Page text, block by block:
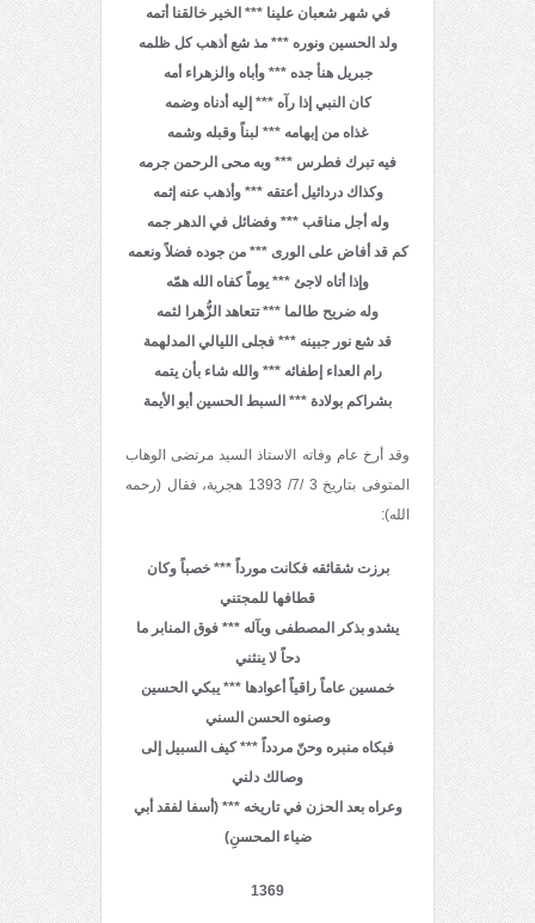
في شهر شعبان علينا *** الخير خالقنا أتمه
ولد الحسين ونوره *** مذ شع أذهب كل ظلمه
جبريل هنأ جده *** وأباه والزهراء أمه
كان النبي إذا رآه *** إليه أدناه وضمه
غذاه من إبهامه *** لبناً وقبله وشمه
فيه تبرك فطرس *** وبه محى الرحمن جرمه
وكذاك دردائيل أعتقه *** وأذهب عنه إثمه
وله أجل مناقب *** وفضائل في الدهر جمه
كم قد أفاض على الورى *** من جوده فضلاً ونعمه
وإذا أتاه لاجئ *** يوماً كفاه الله همّه
وله ضريح طالما *** تتعاهد الزُّهرا لثمه
قد شع نور جبينه *** فجلى الليالي المدلهمة
رام العداء إطفائه *** والله شاء بأن يتمه
بشراكم بولادة *** السبط الحسين أبو الأيمة
وقد أرخ عام وفاته الاستاذ السيد مرتضى الوهاب
المتوفى بتاريخ 3 /7/ 1393 هجرية، فقال (رحمه
الله):
برزت شقائقه فكانت مورداً *** خصباً وكان
قطافها للمجتني
يشدو بذكر المصطفى وبآله *** فوق المنابر ما
دحاً لا ينثني
خمسين عاماً راقياً أعوادها *** يبكي الحسين
وصنوه الحسن السني
فبكاه منبره وحنّ مردداً *** كيف السبيل إلى
وصالك دلني
وعراه بعد الحزن في تاريخه *** (أسفا لفقد أبي
ضياء المحسنِ)
1369